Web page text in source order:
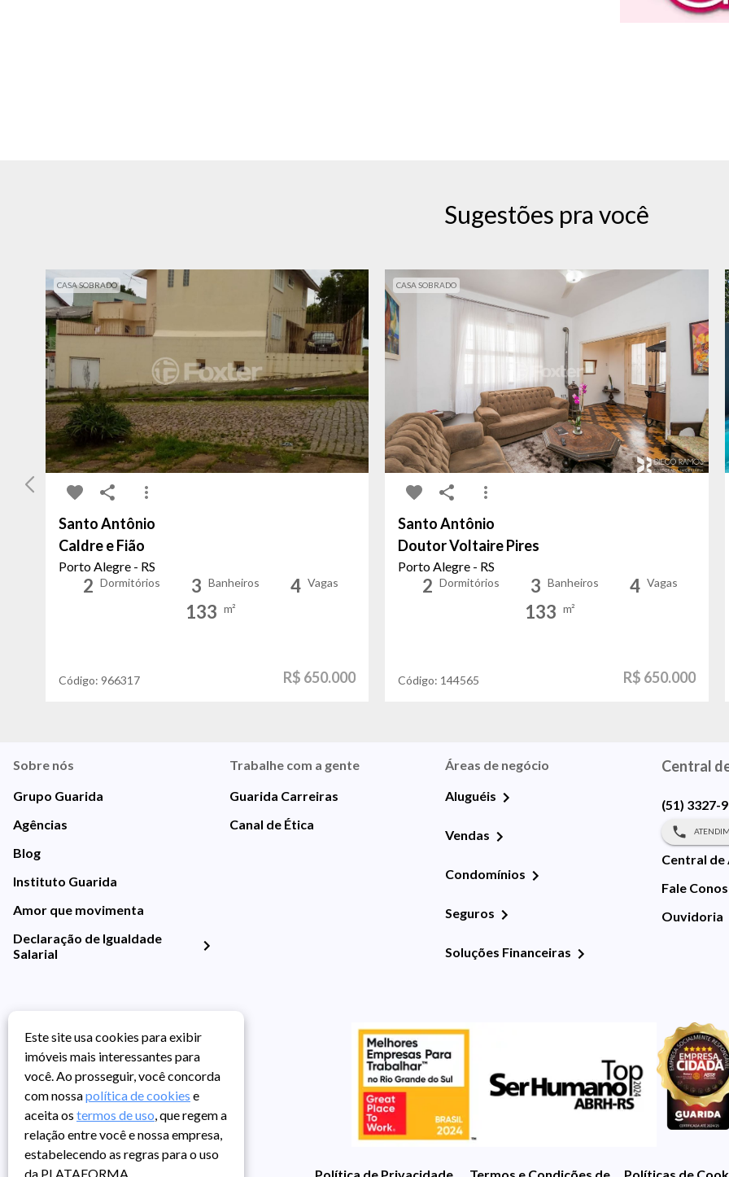
Sugestões pra você
CASA SOBRADO
Santo Antônio
Caldre e Fião
Porto Alegre - RS
2 Dormitórios 3 Banheiros 4 Vagas
133 m²
Código: 966317 R$ 650.000
CASA SOBRADO
Santo Antônio
Doutor Voltaire Pires
Porto Alegre - RS
2 Dormitórios 3 Banheiros 4 Vagas
133 m²
Código: 144565 R$ 650.000
Sobre nós
Grupo Guarida
Agências
Blog
Instituto Guarida
Amor que movimenta
Declaração de Igualdade
Salarial
Trabalhe com a gente
Guarida Carreiras
Canal de Ética
Áreas de negócio
Aluguéis
Vendas
Condomínios
Seguros
Soluções Financeiras
Central
(51) 3327-
Central de
Fale
Ouvidoria
Política de Privacidade Termos e Condições de UsoPolíticas de
Este site usa cookies para exibir
imóveis mais interessantes para
você. Ao prosseguir, você concorda
com nossapolítica de cookies e
aceita os termos de uso, que regem a
relação entre você e nossa empresa,
estabelecendo as regras para o uso
da PLATAFORMA.